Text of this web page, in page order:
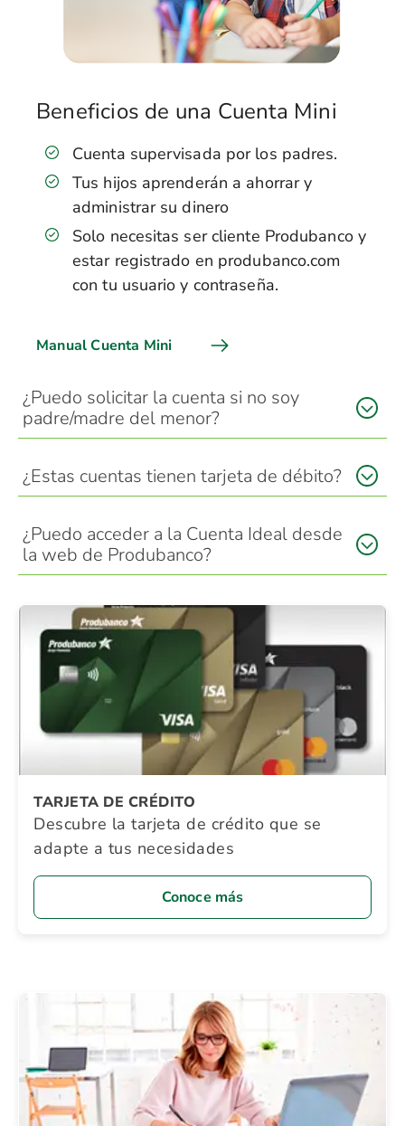
Beneficios de una Cuenta Mini
Cuenta supervisada por los padres.
Tus hijos aprenderán a ahorrar y
administrar su dinero
Solo necesitas ser cliente Produbanco y
estar registrado en produbanco.com
con tu usuario y contraseña.
Manual Cuenta Mini
¿Puedo solicitar la cuenta si no soy
padre/madre del menor?
¿Estas cuentas tienen tarjeta de débito?
¿Puedo acceder a la Cuenta Ideal desde
la web de Produbanco?
TARJETA DE CRÉDITO
Descubre la tarjeta de crédito que se
adapte a tus necesidades
Conoce más